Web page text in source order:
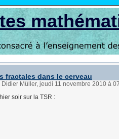
fractales dans le cerveau
Didier Müller, jeudi 11 novembre 2010 à
soir sur la TSR :